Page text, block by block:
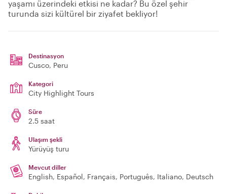
yaşamı üzerindeki etkisi ne kadar? Bu özel şehir
turunda sizi kültürel bir ziyafet bekliyor!
Destinasyon
Cusco, Peru
Kategori
City Highlight Tours
Süre
2.5 saat
Ulaşım şekli
Yürüyüş turu
Mevcut diller
English, Español, Français, Português, Italiano, Deutsch